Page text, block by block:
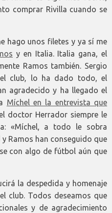
comprar Rivilla cuando se
hago unos filetes y ya sí me
y en Italia. Italia gana, el
Ramos también. Sergio
club, lo ha dado todo, el
agradecido y ha llegado el
Míchel en la entrevista que
doctor Herrador siempre le
«Míchel, a todo le sobra
Ramos han conseguido que
con algo de fútbol aún que
la despedida y homenaje
club. Todos deseamos que
y de agradecimiento